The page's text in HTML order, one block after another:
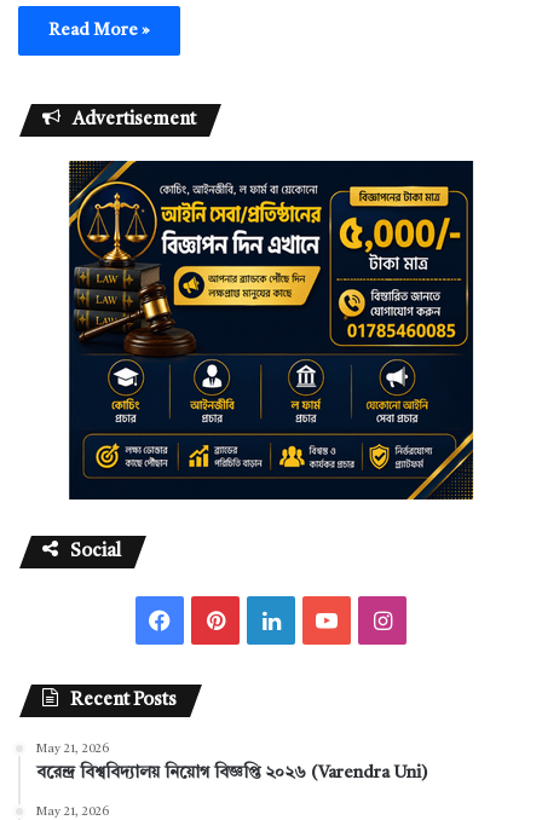
Read More »
Advertisement
Social
c
e
P
t
L
k T
I
t
Recent Posts
May 21, 2026
বরেন্দ্র বিশ্ববিদ্যালয় নিয়োগ বিজ্ঞপ্তি ২০২৬ (Varendra Uni)
May 21, 2026